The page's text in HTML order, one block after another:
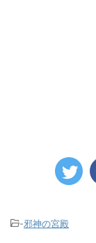
-邪神の宮殿